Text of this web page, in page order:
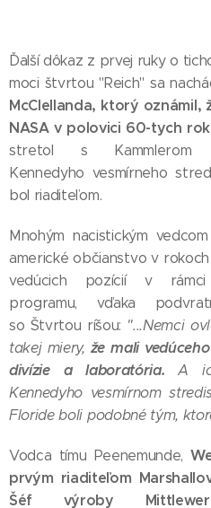
Ďalší dôkaz z prvej ruky o
moci štvrtou "Reich" sa
McClellanda, ktorý oznámil,
NASA v polovici 60-tych
stretol s Kammlerom
Kennedyho vesmírneho
bol riaditeľom.
Mnohým nacistickým
americké občianstvo v
vedúcich pozícií v rámci
programu, vďaka
so Štvrtou ríšou: "...Nemci
takej miery, že mali
divízie a laboratória. A
Kennedyho vesmírnom
Floride boli podobné tým,
Vodca tímu Peenemunde,
prvým riaditeľom
Šéf výroby